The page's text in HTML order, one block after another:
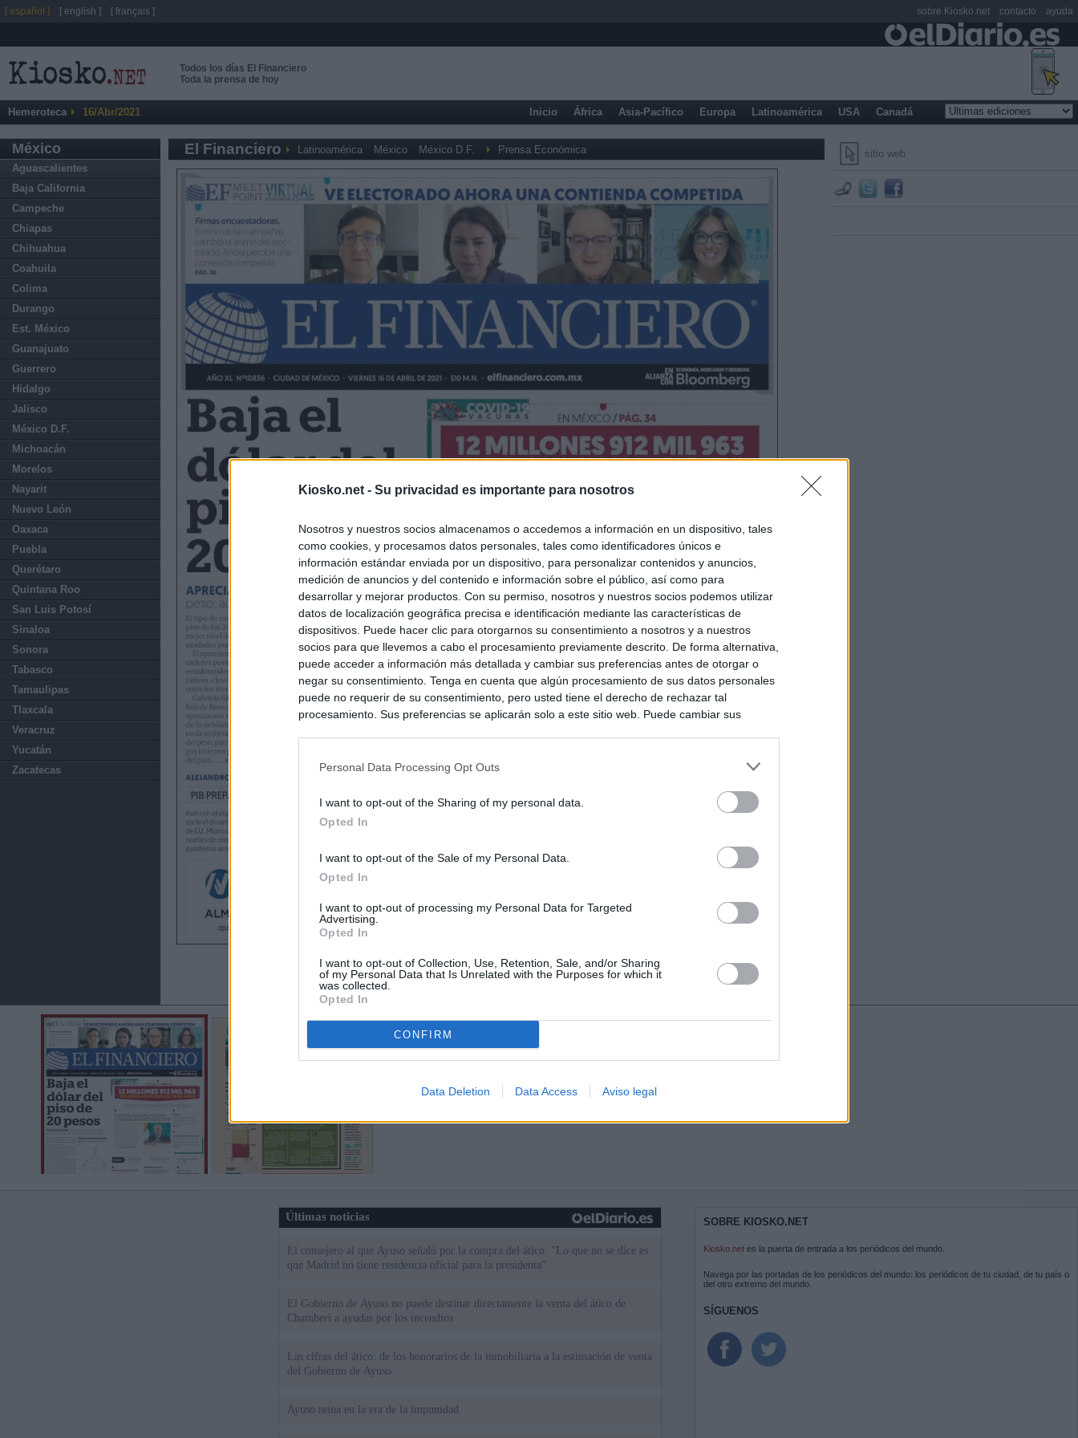
Kiosko.net - Su privacidad es importante para nosotros
Nosotros y nuestros socios almacenamos o accedemos a información en un dispositivo, tales
como cookies, y procesamos datos personales, tales como identificadores únicos e
información estándar enviada por un dispositivo, para personalizar contenidos y anuncios,
medición de anuncios y del contenido e información sobre el público, así como para
desarrollar y mejorar productos. Con su permiso, nosotros y nuestros socios podemos utilizar
datos de localización geográfica precisa e identificación mediante las características de
dispositivos. Puede hacer clic para otorgarnos su consentimiento a nosotros y a nuestros
socios para que llevemos a cabo el procesamiento previamente descrito. De forma alternativa,
puede acceder a información más detallada y cambiar sus preferencias antes de otorgar o
negar su consentimiento. Tenga en cuenta que algún procesamiento de sus datos personales
puede no requerir de su consentimiento, pero usted tiene el derecho de rechazar tal
procesamiento. Sus preferencias se aplicarán solo a este sitio web. Puede cambiar sus
Personal Data Processing Opt Outs
I want to opt-out of the Sharing of my personal data.
Opted In
I want to opt-out of the Sale of my Personal Data.
Opted In
I want to opt-out of processing my Personal Data for Targeted
Advertising.
Opted In
I want to opt-out of Collection, Use, Retention, Sale, and/or Sharing
of my Personal Data that Is Unrelated with the Purposes for which it
was collected.
Opted In
CONFIRM
Data Deletion Data Access Aviso legal
Todos los días El Financiero
Toda la prensa de hoy
Hemeroteca 16/Abr/2021 Inicio África Asia-Pacífico Europa Latinoamérica USA Canadá
México
Aguascalientes
Baja California
Campeche
Chiapas
Chihuahua
Coahuila
Colima
Durango
Est. México
Guanajuato
Guerrero
Hidalgo
Jalisco
México D.F.
Michoacán
Morelos
Nayarit
Nuevo León
Oaxaca
Puebla
Querétaro
Quintana Roo
San Luis Potosí
Sinaloa
Sonora
Tabasco
Tamaulipas
Tlaxcala
Veracruz
Yucatán
Zacatecas
sitio web
El Financiero Latinoamérica México México D.F. Prensa Económica
Últimas noticias
El consejero al que Ayuso señaló por la compra del ático: "Lo que no se dice es
que Madrid no tiene residencia oficial para la presidenta"
El Gobierno de Ayuso no puede destinar directamente la venta del ático de
Chamberí a ayudas por los incendios
Las cifras del ático: de los honorarios de la inmobiliaria a la estimación de venta
del Gobierno de Ayuso
Ayuso reina en la era de la impunidad
SOBRE KIOSKO.NET
Kiosko.net es la puerta de entrada a los periódicos del mundo.
Navega por las portadas de los periódicos del mundo: los periódicos de tu ciudad, de tu país o
del otro extremo del mundo.
SÍGUENOS
[ español ] [ english ] [ français ] sobre Kiosko.net contacto ayuda